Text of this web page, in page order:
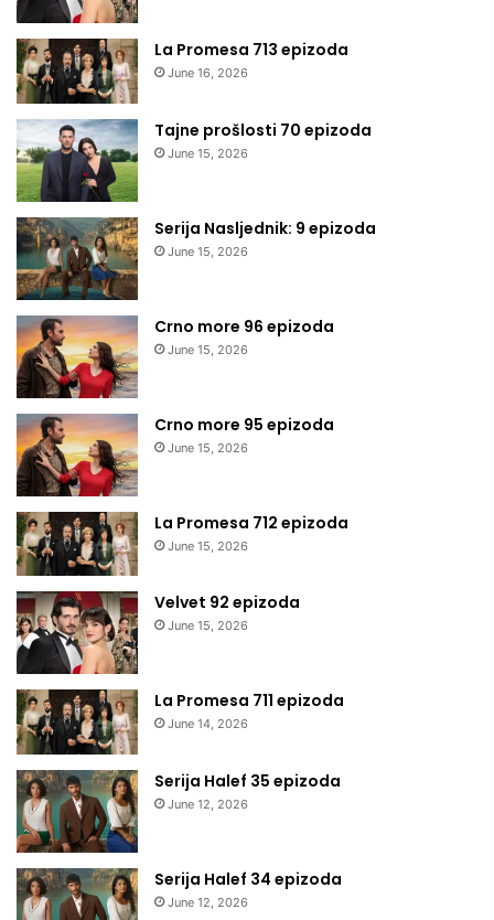
La Promesa 713 epizoda
June 16, 2026
Tajne prošlosti 70 epizoda
June 15, 2026
Serija Nasljednik: 9 epizoda
June 15, 2026
Crno more 96 epizoda
June 15, 2026
Crno more 95 epizoda
June 15, 2026
La Promesa 712 epizoda
June 15, 2026
Velvet 92 epizoda
June 15, 2026
La Promesa 711 epizoda
June 14, 2026
Serija Halef 35 epizoda
June 12, 2026
Serija Halef 34 epizoda
June 12, 2026